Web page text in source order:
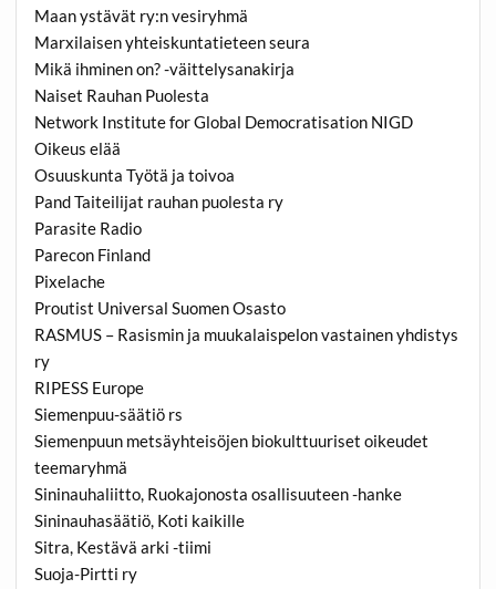
Maan ystävät ry:n vesiryhmä
Marxilaisen yhteiskuntatieteen seura
Mikä ihminen on? -väittelysanakirja
Naiset Rauhan Puolesta
Network Institute for Global Democratisation NIGD
Oikeus elää
Osuuskunta Työtä ja toivoa
Pand Taiteilijat rauhan puolesta ry
Parasite Radio
Parecon Finland
Pixelache
Proutist Universal Suomen Osasto
RASMUS – Rasismin ja muukalaispelon vastainen yhdistys
ry
RIPESS Europe
Siemenpuu-säätiö rs
Siemenpuun metsäyhteisöjen biokulttuuriset oikeudet
teemaryhmä
Sininauhaliitto, Ruokajonosta osallisuuteen -hanke
Sininauhasäätiö, Koti kaikille
Sitra, Kestävä arki -tiimi
Suoja-Pirtti ry